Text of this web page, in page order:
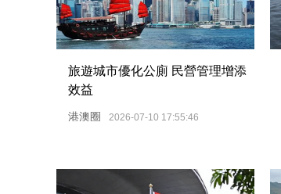
旅遊城市優化公廁 民營管理增添
效益
港澳圈 2026-07-10 17:55:46